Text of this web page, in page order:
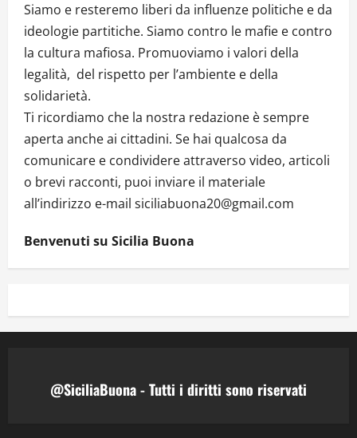
Siamo e resteremo liberi da influenze politiche e da
ideologie partitiche. Siamo contro le mafie e contro
la cultura mafiosa. Promuoviamo i valori della
legalità, del rispetto per l’ambiente e della
solidarietà.
Ti ricordiamo che la nostra redazione è sempre
aperta anche ai cittadini. Se hai qualcosa da
comunicare e condividere attraverso video, articoli
o brevi racconti, puoi inviare il materiale
all’indirizzo e-mail siciliabuona20@gmail.com
Benvenuti su Sicilia Buona
@SiciliaBuona - Tutti i diritti sono riservati